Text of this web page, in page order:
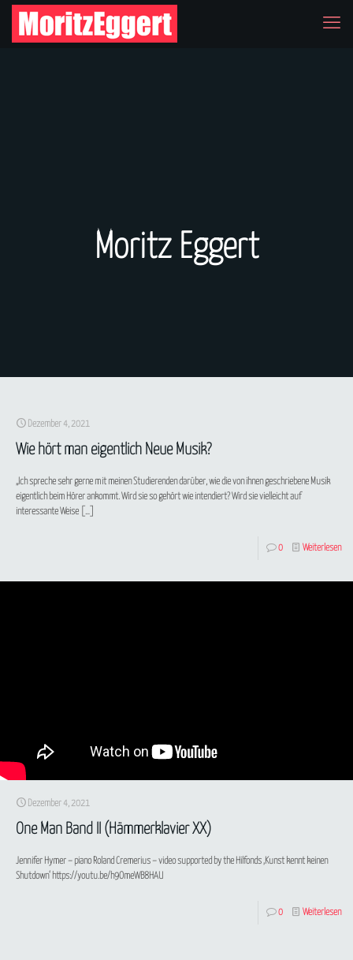
Moritz Eggert
Dezember 4, 2021
Wie hört man eigentlich Neue Musik?
„Ich spreche sehr gerne mit meinen Studierenden darüber, wie die von ihnen geschriebene Musik
eigentlich beim Hörer ankommt. Wird sie so gehört wie intendiert? Wird sie vielleicht auf
interessante Weise […]
0 Weiterlesen
Dezember 4, 2021
One Man Band II (Hämmerklavier XX)
Jennifer Hymer – piano Roland Cremerius – video supported by the Hilfonds ‚Kunst kennt keinen
Shutdown‘ https://youtu.be/h9OmeWB8HAU
0 Weiterlesen